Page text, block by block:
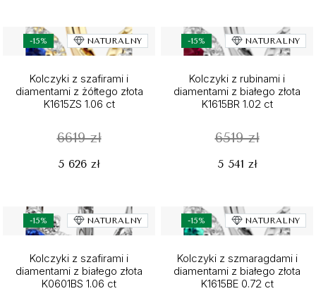
-15% NATURALNY
Kolczyki z szafirami i
diamentami z żółtego złota
K1615ZS 1.06 ct
6619 zł
5 626 zł
-15% NATURALNY
Kolczyki z rubinami i
diamentami z białego złota
K1615BR 1.02 ct
6519 zł
5 541 zł
-15% NATURALNY
Kolczyki z szafirami i
diamentami z białego złota
K0601BS 1.06 ct
-15% NATURALNY
Kolczyki z szmaragdami i
diamentami z białego złota
K1615BE 0.72 ct